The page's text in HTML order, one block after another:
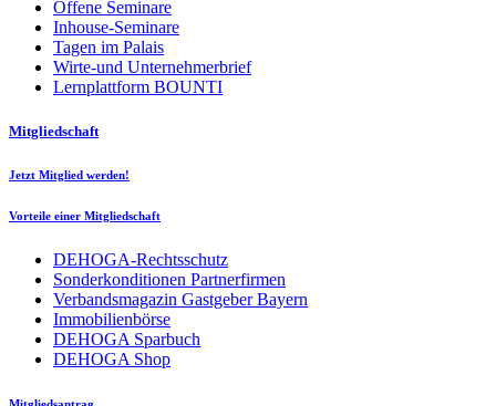
Offene Seminare
Inhouse-Seminare
Tagen im Palais
Wirte-und Unternehmerbrief
Lernplattform BOUNTI
Mitgliedschaft
Jetzt Mitglied werden!
Vorteile einer Mitgliedschaft
DEHOGA-Rechtsschutz
Sonderkonditionen Partnerfirmen
Verbandsmagazin Gastgeber Bayern
Immobilienbörse
DEHOGA Sparbuch
DEHOGA Shop
Mitgliedsantrag